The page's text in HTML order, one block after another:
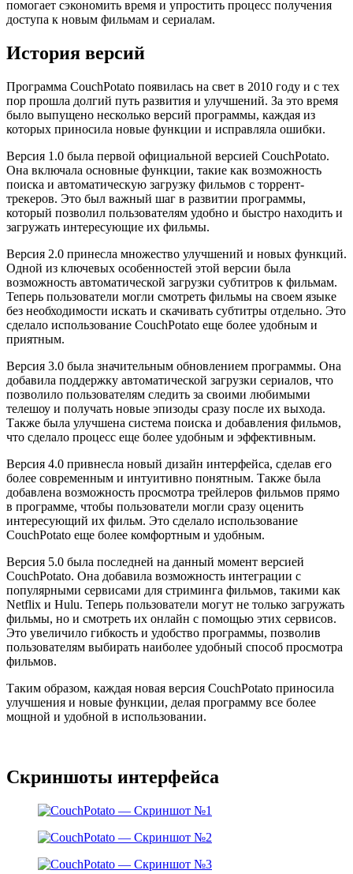
помогает сэкономить время и упростить процесс получения
доступа к новым фильмам и сериалам.
История версий
Программа CouchPotato появилась на свет в 2010 году и с тех
пор прошла долгий путь развития и улучшений. За это время
было выпущено несколько версий программы, каждая из
которых приносила новые функции и исправляла ошибки.
Версия 1.0 была первой официальной версией CouchPotato.
Она включала основные функции, такие как возможность
поиска и автоматическую загрузку фильмов с торрент-
трекеров. Это был важный шаг в развитии программы,
который позволил пользователям удобно и быстро находить и
загружать интересующие их фильмы.
Версия 2.0 принесла множество улучшений и новых функций.
Одной из ключевых особенностей этой версии была
возможность автоматической загрузки субтитров к фильмам.
Теперь пользователи могли смотреть фильмы на своем языке
без необходимости искать и скачивать субтитры отдельно. Это
сделало использование CouchPotato еще более удобным и
приятным.
Версия 3.0 была значительным обновлением программы. Она
добавила поддержку автоматической загрузки сериалов, что
позволило пользователям следить за своими любимыми
телешоу и получать новые эпизоды сразу после их выхода.
Также была улучшена система поиска и добавления фильмов,
что сделало процесс еще более удобным и эффективным.
Версия 4.0 привнесла новый дизайн интерфейса, сделав его
более современным и интуитивно понятным. Также была
добавлена возможность просмотра трейлеров фильмов прямо
в программе, чтобы пользователи могли сразу оценить
интересующий их фильм. Это сделало использование
CouchPotato еще более комфортным и удобным.
Версия 5.0 была последней на данный момент версией
CouchPotato. Она добавила возможность интеграции с
популярными сервисами для стриминга фильмов, такими как
Netflix и Hulu. Теперь пользователи могут не только загружать
фильмы, но и смотреть их онлайн с помощью этих сервисов.
Это увеличило гибкость и удобство программы, позволив
пользователям выбирать наиболее удобный способ просмотра
фильмов.
Таким образом, каждая новая версия CouchPotato приносила
улучшения и новые функции, делая программу все более
мощной и удобной в использовании.
Скриншоты интерфейса